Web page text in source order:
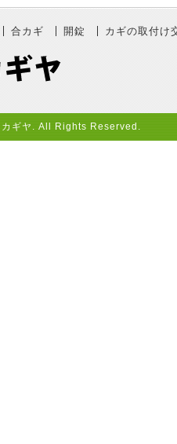
合カギ 開錠 カギの取付け
ギヤ. All Rights Reserved.